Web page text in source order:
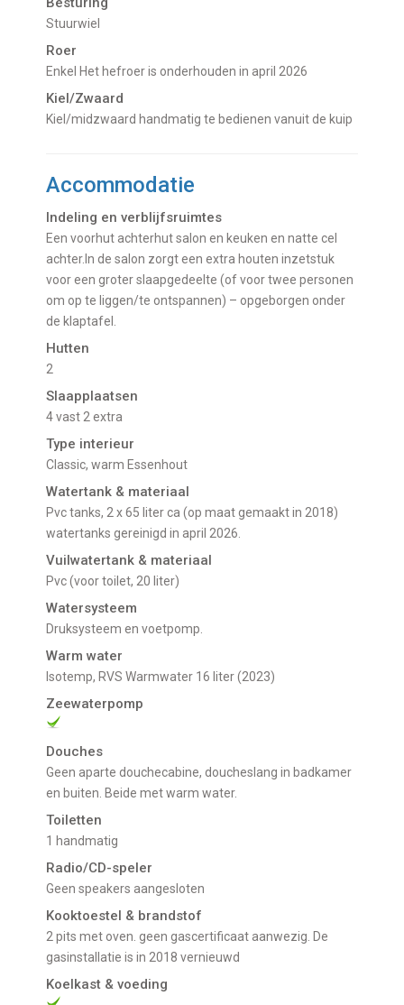
Stuurwiel
Roer
Enkel Het hefroer is onderhouden in april 2026
Kiel/Zwaard
Kiel/midzwaard handmatig te bedienen vanuit de kuip
Accommodatie
Indeling en verblijfsruimtes
een voorhut achterhut salon en keuken en natte cel
achter.In de salon zorgt een extra houten inzetstuk
voor een groter slaapgedeelte (of voor twee personen
om op te liggen/te ontspannen) – opgeborgen onder
de klaptafel.
Hutten
2
Slaapplaatsen
4 vast 2 extra
Type interieur
Classic, warm Essenhout
Watertank & materiaal
pvc tanks, 2 x 65 liter ca (op maat gemaakt in 2018)
watertanks gereinigd in april 2026.
Vuilwatertank & materiaal
pvc (voor toilet, 20 liter)
Watersysteem
Druksysteem en voetpomp.
Warm water
Isotemp, RVS Warmwater 16 liter (2023)
Zeewaterpomp
Douches
Geen aparte douchecabine, doucheslang in badkamer
en buiten. Beide met warm water.
Toiletten
1 handmatig
Radio/CD-speler
geen speakers aangesloten
Kooktoestel & brandstof
2 pits met oven. geen gascertificaat aanwezig. De
gasinstallatie is in 2018 vernieuwd
Koelkast & voeding